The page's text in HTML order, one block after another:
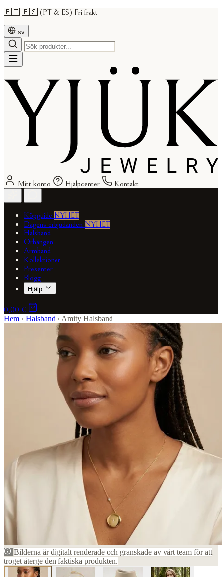
🇵🇹 🇪🇸 (PT & ES) Fri frakt
sv
Mitt konto Hjälpcenter Kontakt
Köpguide NYHET
Dagens erbjudanden NYHET
Halsband
Örhängen
Armband
Kollektioner
Presenter
Blogg
Hjälp
0,00 €
Hem › Halsband › Amity Halsband
Bilderna är digitalt renderade och granskade av vårt team för att
troget återge den faktiska produkten.